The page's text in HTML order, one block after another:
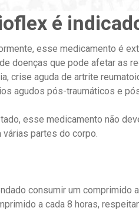
é
esse medicamento é
doenças que pode afetar as
crise aguda de artrite
agudos pós-traumáticos e
esse medicamento não
várias partes do corpo.
consumir um comprimido
a cada 8 horas,